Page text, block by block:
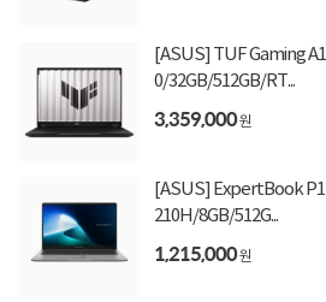
[ASUS] TUF Gaming
0/32GB/512GB/RT...
3,359,000원
[ASUS] ExpertBook P1
210H/8GB/512G...
1,215,000원
배송비 무료배송
구매 시 유의사
해당 제품은 12시 주문건까지 14시 입고 발송 되며